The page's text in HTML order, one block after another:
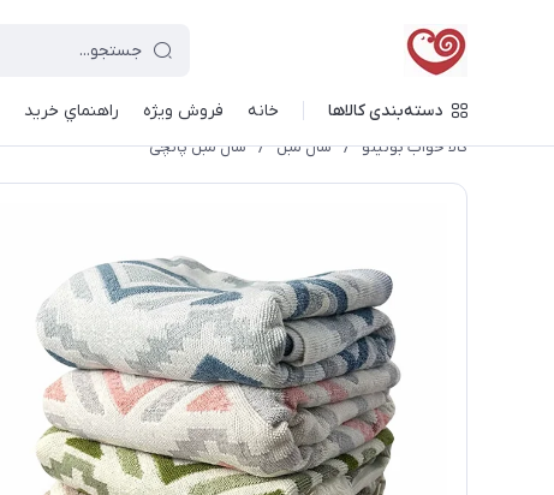
دسته‌بندی کالاها خانه فروش ویژه راهنماي خريد
کالا خواب بونیتو / شال مبل / شال مبل پانچی